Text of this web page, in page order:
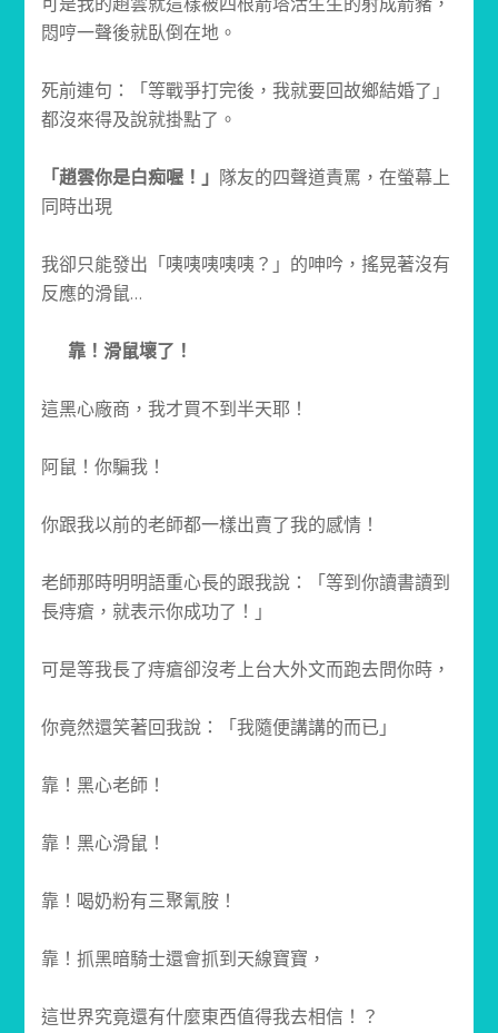
悶哼一聲後就臥倒在地。
死前連句：「等戰爭打完後，我就要回故鄉結婚了」
都沒來得及說就掛點了。
「趙雲你是白痴喔！」 隊友的四聲道責罵，在螢幕上
同時出現
我卻只能發出「咦咦咦咦咦？」的呻吟，搖晃著沒有
反應的滑鼠…
靠！滑鼠壞了！
這黑心廠商，我才買不到半天耶！
阿鼠！你騙我！
你跟我以前的老師都一樣出賣了我的感情！
老師那時明明語重心長的跟我說：「等到你讀書讀到
長痔瘡，就表示你成功了！」
可是等我長了痔瘡卻沒考上台大外文而跑去問你時，
你竟然還笑著回我說：「我隨便講講的而已」
靠！黑心老師！
靠！黑心滑鼠！
靠！喝奶粉有三聚氰胺！
靠！抓黑暗騎士還會抓到天線寶寶，
這世界究竟還有什麼東西值得我去相信！？